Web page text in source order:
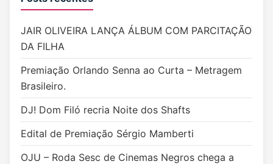
JAIR OLIVEIRA LANÇA ÁLBUM COM PARCITAÇÃO
DA FILHA
Premiação Orlando Senna ao Curta – Metragem
Brasileiro.
DJ! Dom Filó recria Noite dos Shafts
Edital de Premiação Sérgio Mamberti
OJU – Roda Sesc de Cinemas Negros chega a